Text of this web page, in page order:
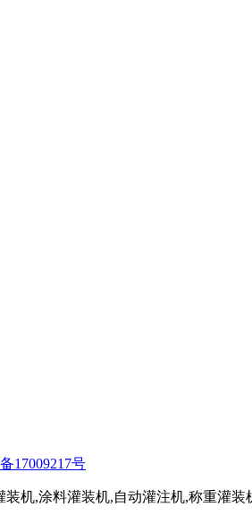
17009217号
机,涂料灌装机,自动灌注机,称重灌装